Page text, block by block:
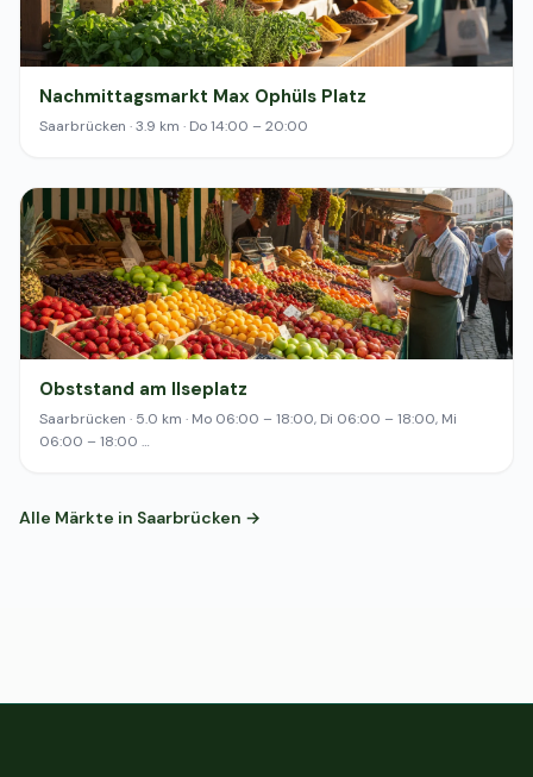
Nachmittagsmarkt Max Ophüls Platz
Saarbrücken · 3.9 km · Do 14:00 – 20:00
Obststand am Ilseplatz
Saarbrücken · 5.0 km · Mo 06:00 – 18:00, Di 06:00 – 18:00, Mi
06:00 – 18:00 …
Alle Märkte in Saarbrücken →